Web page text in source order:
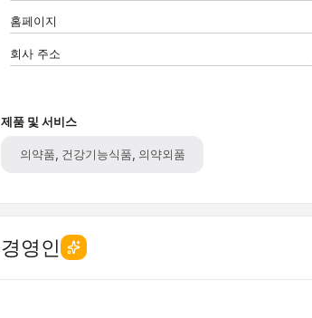
홈페이지
회사 주소
제품 및 서비스
의약품, 건강기능식품, 의약외품
경영인